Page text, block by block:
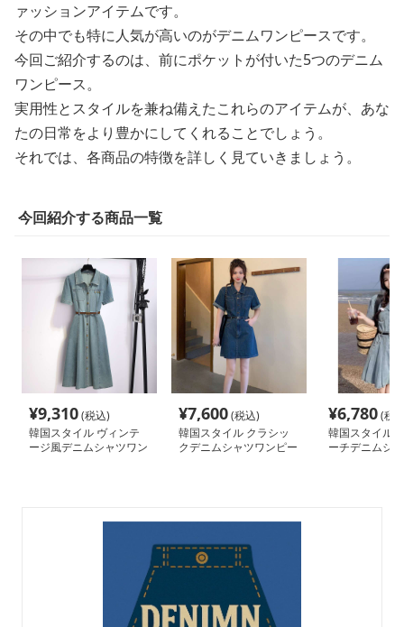
ァッションアイテムです。
その中でも特に人気が高いのがデニムワンピースです。
今回ご紹介するのは、前にポケットが付いた5つのデニム
ワンピース。
実用性とスタイルを兼ね備えたこれらのアイテムが、あな
たの日常をより豊かにしてくれることでしょう。
それでは、各商品の特徴を詳しく見ていきましょう。
今回紹介する商品一覧
¥9,310(税込)
韓国スタイル ヴィンテ
ージ風デニムシャツワン
¥7,600(税込)
韓国スタイル クラシッ
クデニムシャツワンピー
¥6,780(税
韓国スタイル
ーチデニムシ